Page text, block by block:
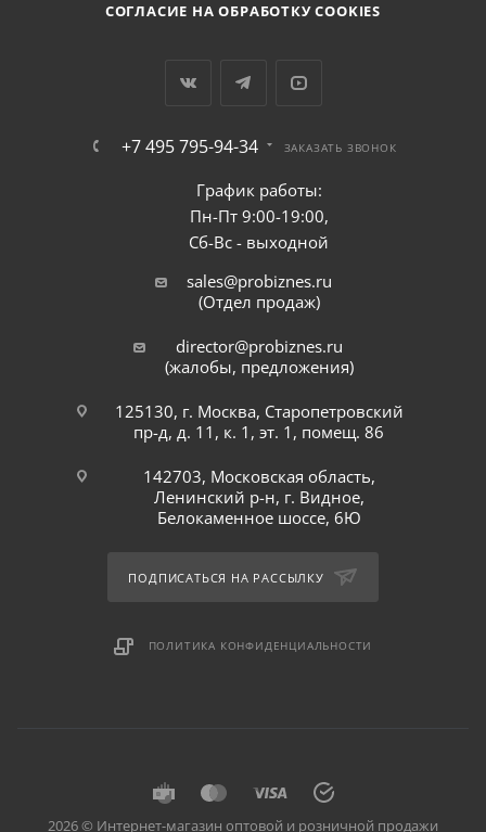
СОГЛАСИЕ НА ОБРАБОТКУ COOKIES
+7 495 795-94-34 ЗАКАЗАТЬ ЗВОНОК
График работы:
Пн-Пт 9:00-19:00,
Сб-Вс - выходной
sales@probiznes.ru
(Отдел продаж)
director@probiznes.ru
(жалобы, предложения)
125130, г. Москва, Старопетровский
пр-д, д. 11, к. 1, эт. 1, помещ. 86
142703, Московская область,
Ленинский р-н, г. Видное,
Белокаменное шоссе, 6Ю
ПОДПИСАТЬСЯ НА РАССЫЛКУ
ПОЛИТИКА КОНФИДЕНЦИАЛЬНОСТИ
2026 © Интернет-магазин оптовой и розничной продажи